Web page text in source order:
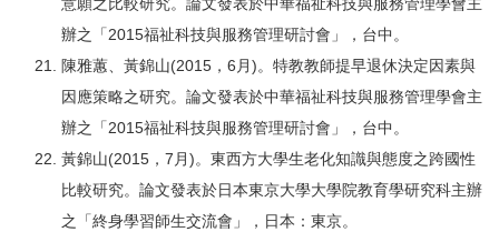
意願之比較研究。論文發表於中華福祉科技與服務管理學會主
辦之「2015福祉科技與服務管理研討會」，台中。
陳雅蕙、黃錦山(2015，6月)。特教教師提早退休決定因素與
因應策略之研究。論文發表於中華福祉科技與服務管理學會主
辦之「2015福祉科技與服務管理研討會」，台中。
黃錦山(2015，7月)。東西方大學生老化知識與態度之跨國性
比較研究。論文發表於日本東京大學大學院教育學研究科主辦
之「終身學習師生交流會」，日本：東京。